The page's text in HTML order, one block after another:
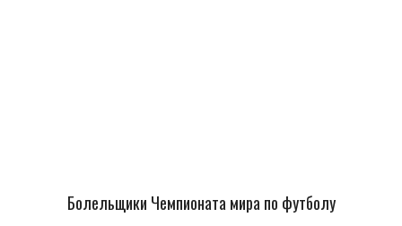
Болельщики Чемпионата мира по футболу